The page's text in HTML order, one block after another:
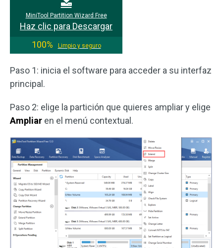
MiniTool Partition Wizard Free
Haz clic para Descargar
100%
Limpio y seguro
Paso 1: inicia el software para acceder a su interfaz
principal.
Paso 2: elige la partición que quieres ampliar y elige
Ampliar en el menú contextual.